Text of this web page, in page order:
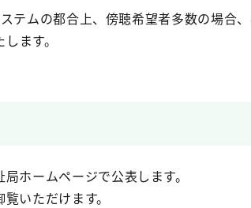
テムの都合上、傍聴希望者多数の場
ます。
ホームページで公表します。
覧いただけます。